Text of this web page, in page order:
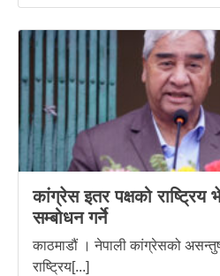
कांग्रेस इतर पक्षको राष्ट्रिय
सम्बोधन गर्ने
काठमाडौं । नेपाली कांग्रेसको
राष्ट्रिय[...]